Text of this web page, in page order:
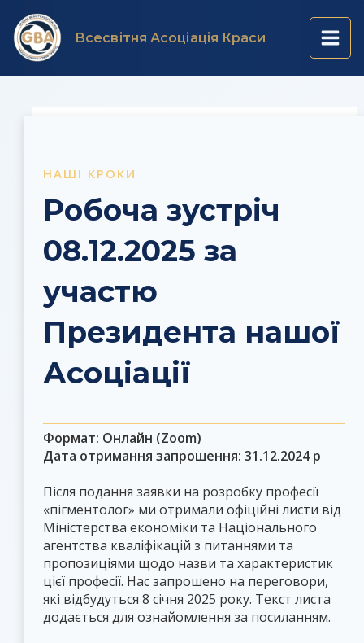
Перейти
до
вмісту
Всесвітня Асоціація Краси
Main
НАШІ КРОКИ
Робоча зустріч
08.12.2025 за
участю
Президента нашої
Асоціації
Формат: Онлайн (Zoom)
Дата отримання запрошення: 31.12.2024 р
Після подання заявки на розробку професії
«пігментолог» ми отримали офіційні листи від
Міністерства економіки та Національного
агентства кваліфікацій з питаннями та
пропозиціями щодо назви та характеристик
цієї професії. Нас запрошено на переговори,
які відбудуться 8 січня 2025 року. Текст листа
додається для ознайомлення за посиланням.
Навігація
по
запису